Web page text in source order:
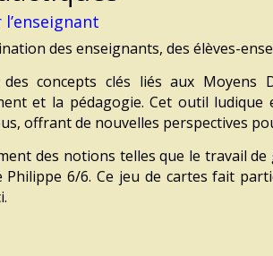
des enseignants, des élèves-
concepts clés liés aux Moyens
et la pédagogie.Cet outil ludique
offrant de nouvelles perspectives
des notions telles que le travail de
Philippe 6/6.Ce jeu de cartes fait